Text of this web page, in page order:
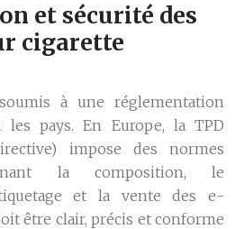
et sécurité des
cigarette
à une réglementation
les pays. En Europe, la TPD
impose des normes
la composition, le
et la vente des e-
être clair, précis et conforme